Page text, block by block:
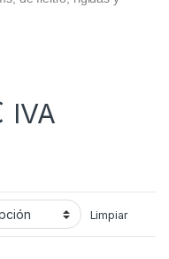
Rango de
IVA
Limpiar